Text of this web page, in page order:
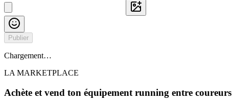
Publier
Chargement…
LA MARKETPLACE
Achète et vend ton équipement running entre coureurs